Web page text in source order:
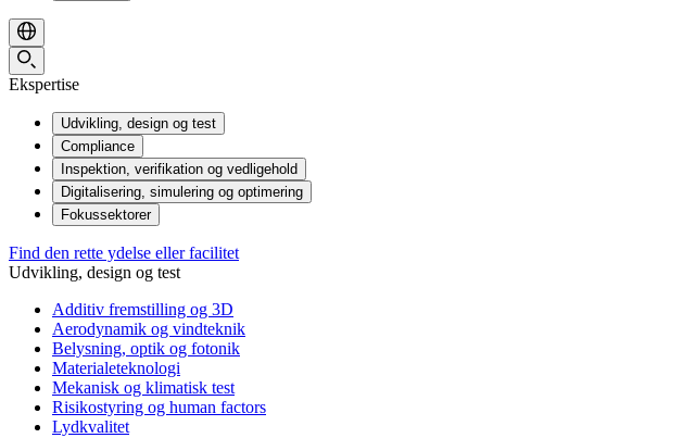
Ekspertise
Udvikling, design og test
Compliance
Inspektion, verifikation og vedligehold
Digitalisering, simulering og optimering
Fokussektorer
Find den rette ydelse eller facilitet
Udvikling, design og test
Additiv fremstilling og 3D
Aerodynamik og vindteknik
Belysning, optik og fotonik
Materialeteknologi
Mekanisk og klimatisk test
Risikostyring og human factors
Lydkvalitet